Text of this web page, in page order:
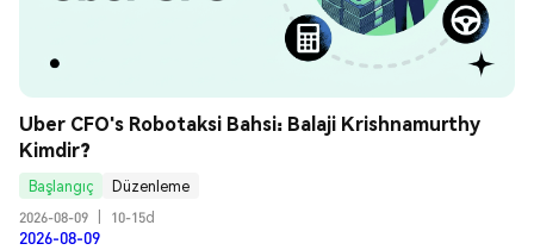
Uber CFO's Robotaksi Bahsi: Balaji Krishnamurthy
Kimdir?
Başlangıç
Düzenleme
2026-08-09
10-15d
2026-08-09